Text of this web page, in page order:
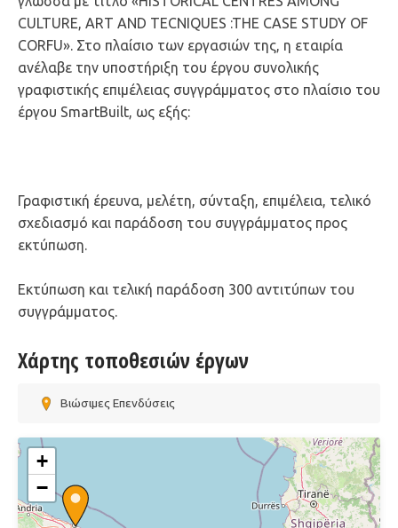
CULTURE, ART AND TECNIQUES :THE CASE STUDY OF
CORFU». Στο πλαίσιο των εργασιών της, η εταιρία
ανέλαβε την υποστήριξη του έργου συνολικής
γραφιστικής επιμέλειας συγγράμματος στο πλαίσιο του
έργου SmartBuilt, ως εξής:
Γραφιστική έρευνα, μελέτη, σύνταξη, επιμέλεια, τελικό
σχεδιασμό και παράδοση του συγγράμματος προς
εκτύπωση.
Εκτύπωση και τελική παράδοση 300 αντιτύπων του
συγγράμματος.
Χάρτης τοποθεσιών έργων
Βιώσιμες Επενδύσεις
+
−